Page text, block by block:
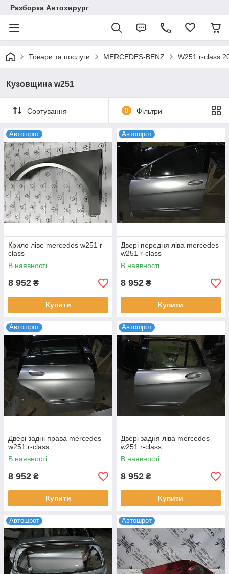
Разборка Автохирург
Товари та послуги MERCEDES-BENZ W251 r-class
Кузовщина w251
Сортування 0 Фільтри
Автошрот
Крило ліве mercedes w251 r-
class
В наявності
8 952 ₴
Купити
Автошрот
Двері передня ліва mercedes
w251 r-class
В наявності
8 952 ₴
Купити
Автошрот
Двері задні права mercedes
w251 r-class
В наявності
8 952 ₴
Купити
Автошрот
Двері задня ліва mercedes
w251 r-class
В наявності
8 952 ₴
Купити
Автошрот Автошрот